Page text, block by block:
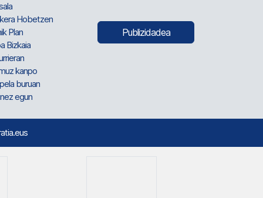
Hobetzen
Plan
Bizkaia
kanpo
buruan
egun
Publizidadea